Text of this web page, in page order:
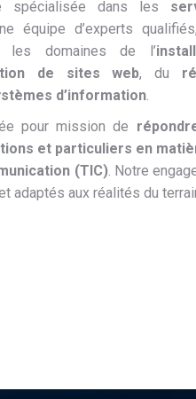
spécialisée dans les
équipe d’experts
les domaines de l’
de sites web, du
d’information.
pour mission de
et particuliers en
(TIC). Notre
adaptés aux réalités du